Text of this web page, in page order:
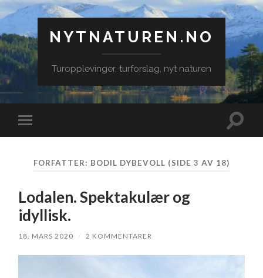
NYTNATUREN.NO
Turopplevinger, turforslag, nyt naturen
Veksle
mobilmeny
Veksle
FORFATTER: BODIL DYBEVOLL (SIDE 3 AV 18)
Lodalen. Spektakulær og
idyllisk.
18. MARS 2020 / 2 KOMMENTARER